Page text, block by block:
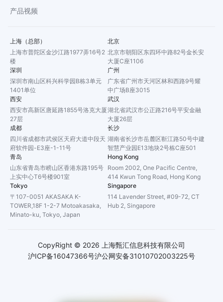
产品视频
上海（总部）
上海市普陀区金沙江路1977弄16号2
楼
北京
北京市朝阳区东四环中路82号金长安
大厦C座1106
深圳
深圳市南山区科兴科学园B栋3单元
1401单位
广州
广东省广州市天河区林和西路9号耀
中广场B座3015
西安
西安市高新区唐延路1855号洛克大厦
27层
武汉
湖北省武汉市公正路216号平安金融
大厦26层
成都
四川省成都市武侯区天府大道中段天
府软件园-E3座-1-11号
长沙
湖南省长沙市岳麓区靳江路50号中建
智慧产业园E13地块2号栋C座501
青岛
山东省青岛市崂山区香港东路195号
上实中心T6号楼901室
Hong Kong
Room 2002, One Pacific Centre,
414 Kwun Tong Road, Hong Kong
Tokyo
〒107-0051 AKASAKA K-
TOWER,18F 1-2-7 Motoakasaka,
Minato-ku, Tokyo, Japan
Singapore
114 Lavender Street, #09-72, CT
Hub 2, Singapore
沪ICP备16047366号沪公网安备31010702003225号
CopyRight © 2026 上海甄汇信息科技有限公司